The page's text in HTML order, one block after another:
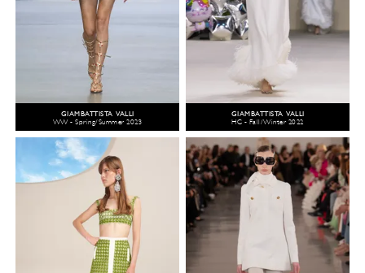
GIAMBATTISTA VALLI
WW - Spring/Summer 2023
GIAMBATTISTA VALLI
HC - Fall/Winter 2022